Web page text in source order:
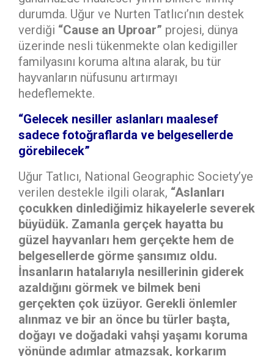
durumda. Uğur ve Nurten Tatlıcı’nın destek
verdiği “Cause an Uproar” projesi, dünya
üzerinde nesli tükenmekte olan kedigiller
familyasını koruma altına alarak, bu tür
hayvanların nüfusunu artırmayı
hedeflemekte.
“Gelecek nesiller aslanları maalesef
sadece fotoğraflarda ve belgesellerde
görebilecek”
Uğur Tatlıcı, National Geographic Society’ye
verilen destekle ilgili olarak, “Aslanları
çocukken dinlediğimiz hikayelerle severek
büyüdük. Zamanla gerçek hayatta bu
güzel hayvanları hem gerçekte hem de
belgesellerde görme şansımız oldu.
İnsanların hatalarıyla nesillerinin giderek
azaldığını görmek ve bilmek beni
gerçekten çok üzüyor. Gerekli önlemler
alınmaz ve bir an önce bu türler başta,
doğayı ve doğadaki vahşi yaşamı koruma
yönünde adımlar atmazsak, korkarım